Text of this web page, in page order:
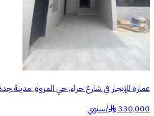
عمارة للإيجار في شارع حراء, حي المروة, مدينة
330,000
§
/سنوي